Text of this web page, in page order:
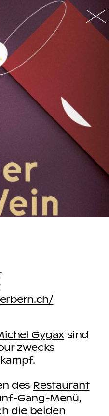
Restaurant Eiger
Gygax sind
zwecks
des Restaurant
Gang-Menü,
die beiden